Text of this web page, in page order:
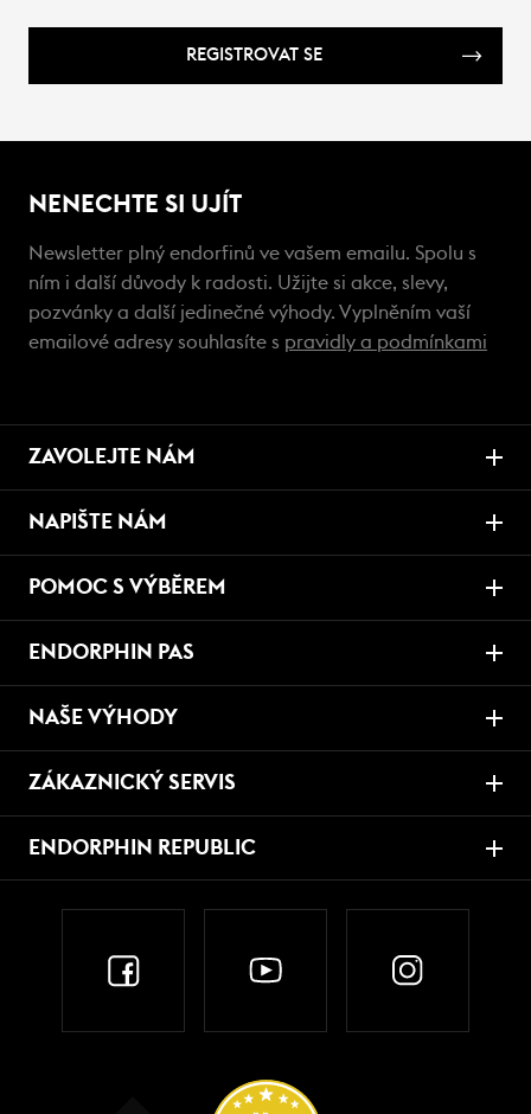
REGISTROVAT SE
NENECHTE SI UJÍT
Newsletter plný endorfinů ve vašem emailu. Spolu s
ním i další důvody k radosti. Užijte si akce, slevy,
pozvánky a další jedinečné výhody. Vyplněním vaší
emailové adresy souhlasíte s pravidly a podmínkami
ZAVOLEJTE NÁM
NAPIŠTE NÁM
POMOC S VÝBĚREM
ENDORPHIN PAS
NAŠE VÝHODY
ZÁKAZNICKÝ SERVIS
ENDORPHIN REPUBLIC